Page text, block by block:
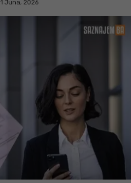
1 Juna, 2026